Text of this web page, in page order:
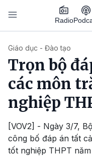
Nhảy đến nội dung
Radio
Giáo dục - Đào tạo
Trọn bộ
các môn
nghiệp
[VOV2] - Ngày 3/7,
công bố đáp án tất
tốt nghiệp THPT năm